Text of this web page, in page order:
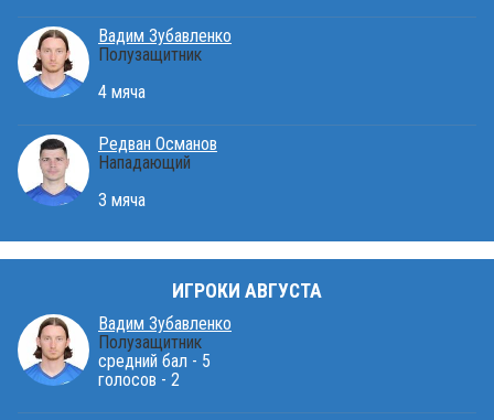
Вадим Зубавленко
Полузащитник
4 мяча
Редван Османов
Нападающий
3 мяча
ИГРОКИ АВГУСТА
Вадим Зубавленко
Полузащитник
средний бал - 5
голосов - 2